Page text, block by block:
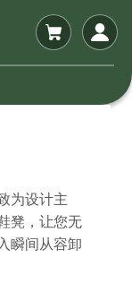
为设计主
凳，让您无
瞬间从容卸